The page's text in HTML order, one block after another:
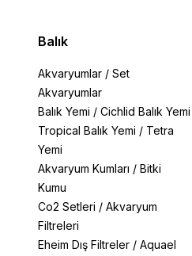
Balık
Akvaryumlar / Set
Akvaryumlar
Balık Yemi / Cichlid Balık Yemi
Tropical Balık Yemi / Tetra
Yemi
Akvaryum Kumları / Bitki
Kumu
Co2 Setleri / Akvaryum
Filtreleri
Eheim Dış Filtreler / Aquael